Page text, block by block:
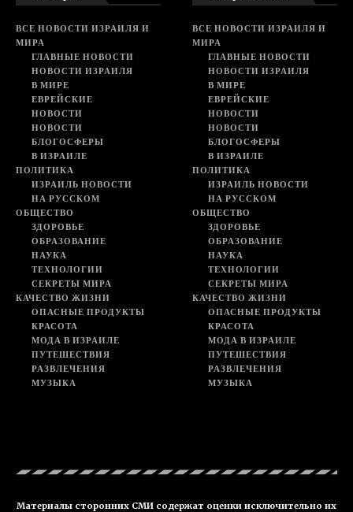
ВСЕ НОВОСТИ ИЗРАИЛЯ И
МИРА
ГЛАВНЫЕ НОВОСТИ
НОВОСТИ ИЗРАИЛЯ
В МИРЕ
ЕВРЕЙСКИЕ
НОВОСТИ
НОВОСТИ
БЛОГОСФЕРЫ
В ИЗРАИЛЕ
ПОЛИТИКА
ИЗРАИЛЬ НОВОСТИ
НА РУССКОМ
ОБЩЕСТВО
ЗДОРОВЬЕ
ОБРАЗОВАНИЕ
НАУКА
ТЕХНОЛОГИИ
СЕКРЕТЫ МИРА
КАЧЕСТВО ЖИЗНИ
ОПАСНЫЕ ПРОДУКТЫ
КРАСОТА
МОДА В ИЗРАИЛЕ
ПУТЕШЕСТВИЯ
РАЗВЛЕЧЕНИЯ
МУЗЫКА
ВСЕ НОВОСТИ ИЗРАИЛЯ И
МИРА
ГЛАВНЫЕ НОВОСТИ
НОВОСТИ ИЗРАИЛЯ
В МИРЕ
ЕВРЕЙСКИЕ
НОВОСТИ
НОВОСТИ
БЛОГОСФЕРЫ
В ИЗРАИЛЕ
ПОЛИТИКА
ИЗРАИЛЬ НОВОСТИ
НА РУССКОМ
ОБЩЕСТВО
ЗДОРОВЬЕ
ОБРАЗОВАНИЕ
НАУКА
ТЕХНОЛОГИИ
СЕКРЕТЫ МИРА
КАЧЕСТВО ЖИЗНИ
ОПАСНЫЕ ПРОДУКТЫ
КРАСОТА
МОДА В ИЗРАИЛЕ
ПУТЕШЕСТВИЯ
РАЗВЛЕЧЕНИЯ
МУЗЫКА
Материалы сторонних СМИ содержат оценки исключительно их